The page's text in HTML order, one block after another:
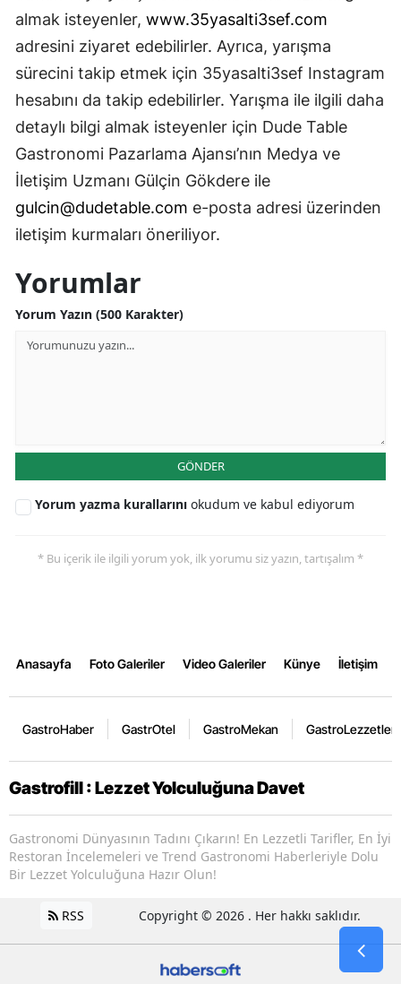
almak isteyenler, www.35yasalti3sef.com
adresini ziyaret edebilirler. Ayrıca, yarışma
sürecini takip etmek için 35yasalti3sef Instagram
hesabını da takip edebilirler. Yarışma ile ilgili daha
detaylı bilgi almak isteyenler için Dude Table
Gastronomi Pazarlama Ajansı’nın Medya ve
İletişim Uzmanı Gülçin Gökdere ile
gulcin@dudetable.com e-posta adresi üzerinden
iletişim kurmaları öneriliyor.
Yorumlar
Yorum Yazın (500 Karakter)
GÖNDER
Yorum yazma kurallarını okudum ve kabul ediyorum
* Bu içerik ile ilgili yorum yok, ilk yorumu siz yazın, tartışalım *
Anasayfa Foto Galeriler Video Galeriler Künye İletişim
GastroHaber GastrOtel GastroMekan GastroLezzetler
Gastrofill : Lezzet Yolculuğuna Davet
Gastronomi Dünyasının Tadını Çıkarın! En Lezzetli Tarifler, En İyi
Restoran İncelemeleri ve Trend Gastronomi Haberleriyle Dolu
Bir Lezzet Yolculuğuna Hazır Olun!
RSS Copyright © 2026 . Her hakkı saklıdır.